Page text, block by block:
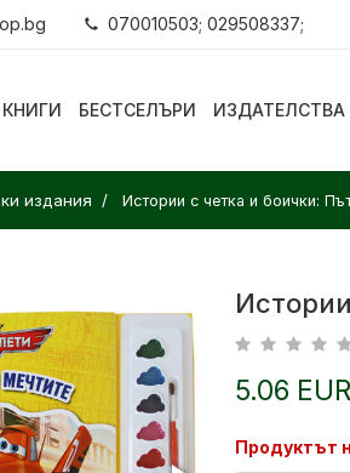
070010503; 029508337;
КНИГИ БЕСТСЕЛЪРИ ИЗДАТЕЛСТВА
издания Истории с четка и боички:
5.06
Продуктът